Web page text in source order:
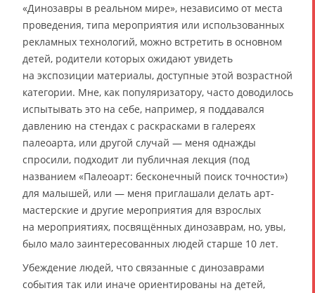
«Динозавры в реальном мире», независимо от места
проведения, типа мероприятия или использованных
рекламных технологий, можно встретить в основном
детей, родители которых ожидают увидеть
на экспозиции материалы, доступные этой возрастной
категории. Мне, как популяризатору, часто доводилось
испытывать это на себе, например, я поддавался
давлению на стендах с раскрасками в галереях
палеоарта, или другой случай — меня однажды
спросили, подходит ли публичная лекция (под
названием «Палеоарт: бесконечный поиск точности»)
для малышей, или — меня приглашали делать арт-
мастерские и другие мероприятия для взрослых
на мероприятиях, посвящённых динозаврам, но, увы,
было мало заинтересованных людей старше 10 лет.
Убеждение людей, что связанные с динозаврами
события так или иначе ориентированы на детей,